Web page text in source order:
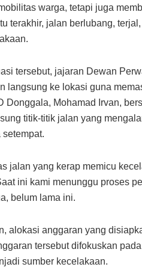
warga, tetapi juga
terakhir, jalan berlubang,
tersebut, jajaran Dewan
langsung ke lokasi guna
Donggala, Mohamad Irvan,
titik-titik jalan yang
jalan yang kerap memicu
ini kami menunggu proses
belum lama ini.
alokasi anggaran yang
tersebut difokuskan
sumber kecelakaan.